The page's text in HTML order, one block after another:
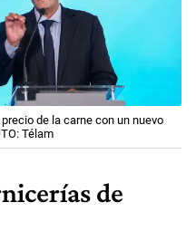
de la carne con un nuevo
Télam
de